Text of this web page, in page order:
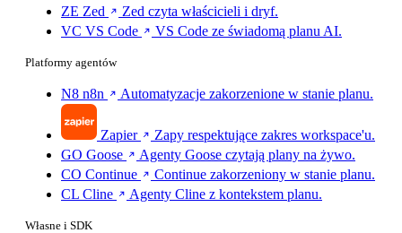
ZE Zed
Zed czyta właścicieli i dryf.
VC VS Code VS Code ze świadomą planu AI.
Platformy agentów
N8 n8n Automatyzacje zakorzenione w stanie planu.
Zapier
Zapy respektujące zakres workspace'u.
GO Goose
Agenty Goose czytają plany na żywo.
CO Continue
Continue zakorzeniony w stanie planu.
CL Cline Agenty Cline z kontekstem planu.
Własne i SDK